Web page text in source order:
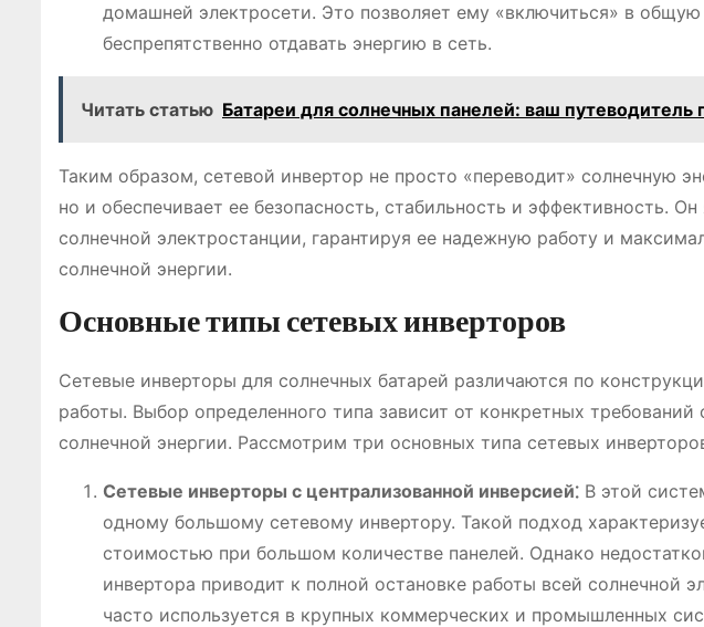
домашней электросети. Это позволяет ему «включиться» в
беспрепятственно отдавать энергию в сеть.
Читать статью Батареи для солнечных панелей: ваш путеводитель
Таким образом, сетевой инвертор не просто «переводит» солнечную
но и обеспечивает ее безопасность, стабильность и эффективность.
солнечной электростанции, гарантируя ее надежную работу и
солнечной энергии.
Основные типы сетевых инверторов
Сетевые инверторы для солнечных батарей различаются по
работы. Выбор определенного типа зависит от конкретных
солнечной энергии. Рассмотрим три основных типа сетевых
Сетевые инверторы с централизованной инверсией⁚ В этой
одному большому сетевому инвертору. Такой подход
стоимостью при большом количестве панелей. Однако
инвертора приводит к полной остановке работы всей солнечной
часто используется в крупных коммерческих и промышленных